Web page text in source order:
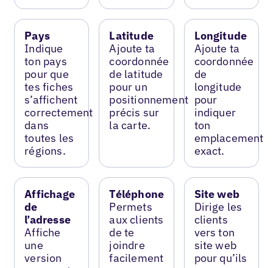
Pays
Indique
ton pays
pour que
tes fiches
s’affichent
correctement
dans
toutes les
régions.
Latitude
Ajoute ta
coordonnée
de latitude
pour un
positionnement
précis sur
la carte.
Longitude
Ajoute ta
coordonnée
de
longitude
pour
indiquer
ton
emplacement
exact.
Affichage
de
l’adresse
Affiche
une
version
Téléphone
Permets
aux clients
de te
joindre
facilement
Site web
Dirige les
clients
vers ton
site web
pour qu’ils